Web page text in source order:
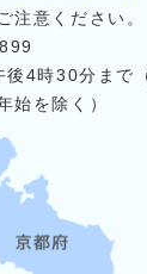
注意ください。
4時30分まで
始を除く）